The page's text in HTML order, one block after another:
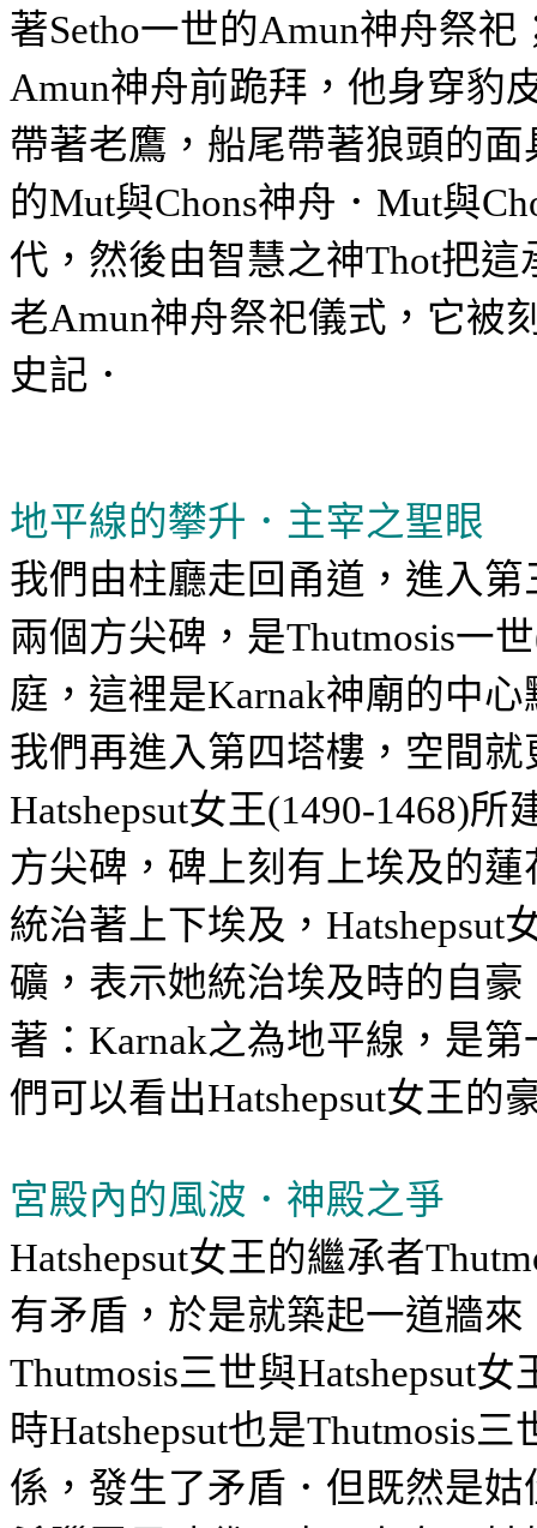
著Setho一世的Amun神舟祭祀
Amun神舟前跪拜 ，他身穿豹
帶著老鷹，船尾帶著狼頭的
的Mut與Chons神舟． Mut與
代，然後由智慧之神Thot把這
老Amun神舟祭祀儀式，它被
史記．
地平線的攀升．主宰之聖眼
我們由柱廳走回甬道，進入
兩個方尖碑，是Thutmosis一世
庭，這裡是Karnak神廟的中
我們再進入第四塔樓，空間
Hatshepsut女王(1490-1468)所
方尖碑，碑上刻有上埃及的
統治著上下埃及， Hatshepsut
礦，表示她統治埃及時的自豪
著： Karnak之為地平線，是
們可以看出Hatshepsut女王的
宮殿內的風波．神殿之爭
Hatshepsut女王的繼承者
有矛盾，於是就築起一道牆
Thutmosis三世與Hatshepsut女
時Hatshepsut也是Thutmosis三
係，發生了矛盾．但既然是